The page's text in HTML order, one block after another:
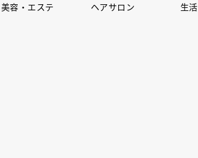
美容・エステ ヘアサロン 生